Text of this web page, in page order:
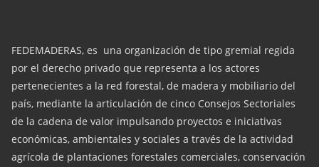
FEDEMADERAS, es una organización de tipo gremial regida
por el derecho privado que representa a los actores
pertenecientes a la red forestal, de madera y mobiliario del
país, mediante la articulación de cinco Consejos Sectoriales
de la cadena de valor impulsando proyectos e iniciativas
económicas, ambientales y sociales a través de la actividad
agrícola de plantaciones forestales comerciales, conservación